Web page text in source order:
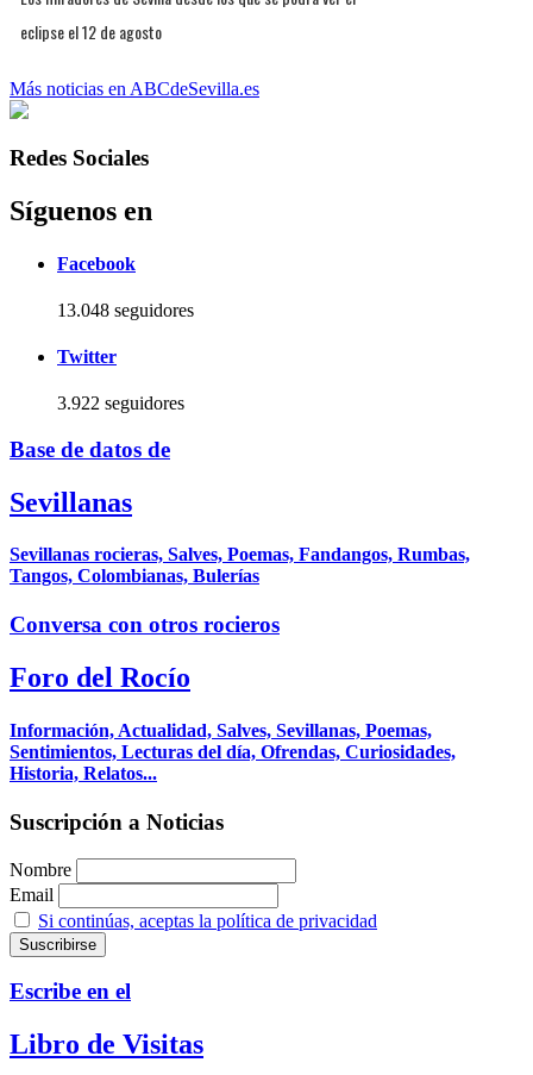
eclipse el 12 de agosto
Más noticias en ABCdeSevilla.es
Redes Sociales
Síguenos en
Facebook
13.048 seguidores
Twitter
3.922 seguidores
Base de datos de
Sevillanas
Sevillanas rocieras, Salves, Poemas, Fandangos, Rumbas,
Tangos, Colombianas, Bulerías
Conversa con otros rocieros
Foro del Rocío
Información, Actualidad, Salves, Sevillanas, Poemas,
Sentimientos, Lecturas del día, Ofrendas, Curiosidades,
Historia, Relatos...
Suscripción a Noticias
Nombre
Email
Si continúas, aceptas la política de privacidad
Escribe en el
Libro de Visitas